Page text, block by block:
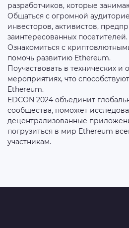
разработчиков, которые
Общаться с огромной
инвесторов, активистов,
заинтересованных посетителей.
Ознакомиться с
помочь развитию Ethereum.
Поучаствовать в технических и
мероприятиях, что
Ethereum.
EDCON 2024 объединит
сообщества, поможет
децентрализованные
погрузиться в мир Ethereum